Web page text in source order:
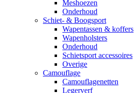
Meshoezen
Onderhoud
Schiet- & Boogsport
Wapentassen & koffers
Wapenholsters
Onderhoud
Schietsport accessoires
Overige
Camouflage
Camouflagenetten
Legerverf